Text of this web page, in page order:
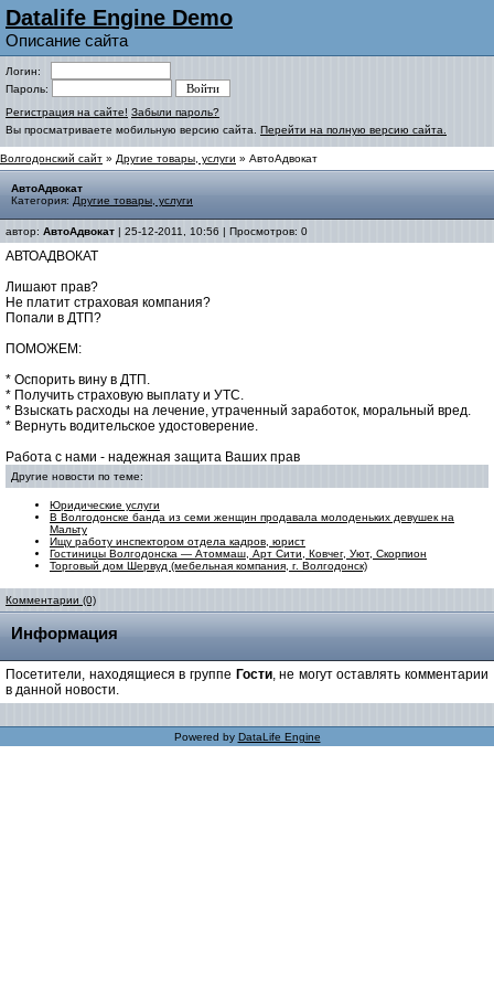
Datalife Engine Demo
Описание сайта
Логин:
Пароль:
Регистрация на сайте! Забыли пароль?
Вы просматриваете мобильную версию сайта. Перейти на полную версию сайта.
Волгодонский сайт » Другие товары, услуги » АвтоАдвокат
АвтоАдвокат
Категория: Другие товары, услуги
автор: АвтоАдвокат | 25-12-2011, 10:56 | Просмотров: 0
АВТОАДВОКАТ
Лишают прав?
Не платит страховая компания?
Попали в ДТП?
ПОМОЖЕМ:
* Оспорить вину в ДТП.
* Получить страховую выплату и УТС.
* Взыскать расходы на лечение, утраченный заработок, моральный вред.
* Вернуть водительское удостоверение.
Работа с нами - надежная защита Ваших прав
Другие новости по теме:
Юридические услуги
В Волгодонске банда из семи женщин продавала молоденьких девушек на
Мальту
Ищу работу инспектором отдела кадров, юрист
Гостиницы Волгодонска — Атоммаш, Арт Сити, Ковчег, Уют, Скорпион
Торговый дом Шервуд (мебельная компания, г. Волгодонск)
Комментарии (0)
Информация
Посетители, находящиеся в группе Гости, не могут оставлять комментарии
в данной новости.
Powered by DataLife Engine